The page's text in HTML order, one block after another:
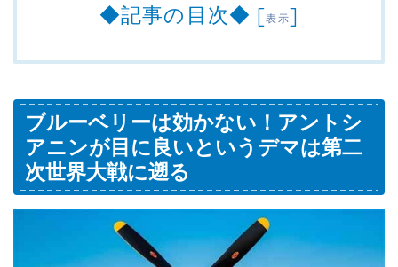
◆記事の目次◆ [表示]
ブルーベリーは効かない！アントシ
アニンが目に良いというデマは第二
次世界大戦に遡る